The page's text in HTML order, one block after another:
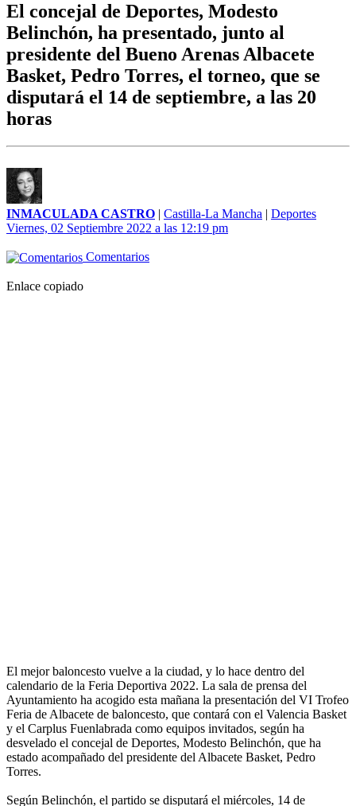
El concejal de Deportes, Modesto
Belinchón, ha presentado, junto al
presidente del Bueno Arenas Albacete
Basket, Pedro Torres, el torneo, que se
disputará el 14 de septiembre, a las 20
horas
INMACULADA CASTRO | Castilla-La Mancha | Deportes
Viernes, 02 Septiembre 2022 a las 12:19 pm
Comentarios
Enlace copiado
El mejor baloncesto vuelve a la ciudad, y lo hace dentro del
calendario de la Feria Deportiva 2022. La sala de prensa del
Ayuntamiento ha acogido esta mañana la presentación del VI Trofeo
Feria de Albacete de baloncesto, que contará con el Valencia Basket
y el Carplus Fuenlabrada como equipos invitados, según ha
desvelado el concejal de Deportes, Modesto Belinchón, que ha
estado acompañado del presidente del Albacete Basket, Pedro
Torres.
Según Belinchón, el partido se disputará el miércoles, 14 de